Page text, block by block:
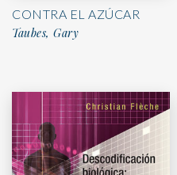
CONTRA EL AZÚCAR
Taubes, Gary